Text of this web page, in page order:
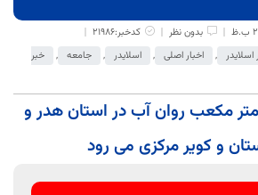
بدون نظر
کدخبر:21986
اسلایدر , اخبار اصلی , اسلایدر , جامعه ,
خبر
میلیون متر مکعب روان آب در استان هدر و
و کویر مرکزی می رود